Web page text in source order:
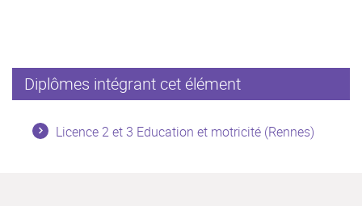
Diplômes intégrant cet élément
Licence 2 et 3 Education et motricité (Rennes)